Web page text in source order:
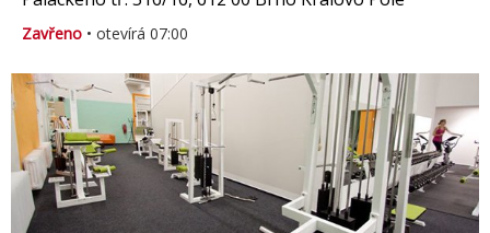
Zavřeno • otevírá 07:00